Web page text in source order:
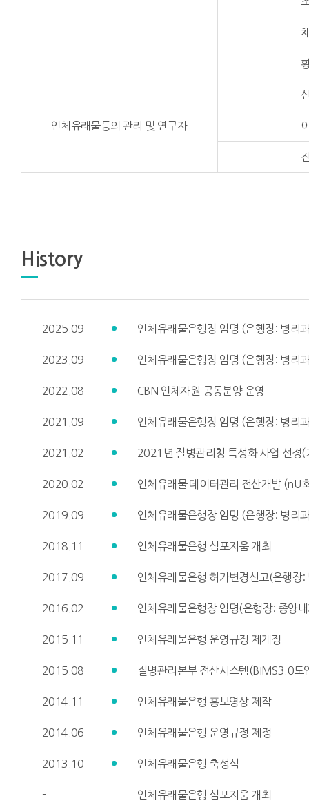
인체유래물등의 관리 및 연구자
History
2025.09 인체유래물은행장 임명 (은행장: 병리
2023.09 인체유래물은행장 임명 (은행장: 병리
2022.08 CBN 인체자원 공동분양 운영
2021.09 인체유래물은행장 임명 (은행장: 병리
2021.02 2021년 질병관리청 특성화 사업 선정(
2020.02 인체유래물 데이터관리 전산개발 (nU
2019.09 인체유래물은행장 임명 (은행장: 병리
2018.11 인체유래물은행 심포지움 개최
2017.09 인체유래물은행 허가변경신고(은행장:
2016.02 인체유래물은행장 임명(은행장: 종양
2015.11 인체유래물은행 운영규정 제개정
2015.08 질병관리본부 전산시스템(BIMS3.0도
2014.11 인체유래물은행 홍보영상 제작
2014.06 인체유래물은행 운영규정 제정
2013.10 인체유래물은행 축성식
- 인체유래물은행 심포지움 개최